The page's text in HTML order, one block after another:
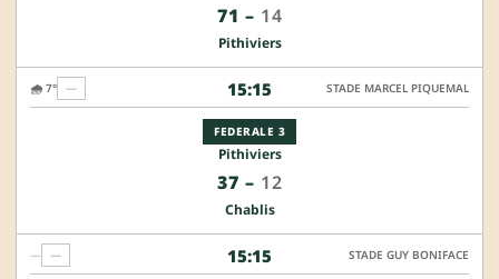
71 – 14
Pithiviers
15:15
FEDERALE 3
Pithiviers
37 – 12
Chablis
🌧️ 7° — STADE MARCEL PIQUEMAL
15:15
— — STADE GUY BONIFACE